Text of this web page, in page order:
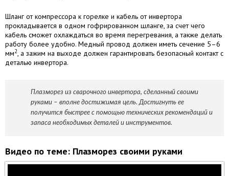
Шланг от компрессора к горелке и кабель от инвертора
прокладывается в одном гофрированном шланге, за счет чего
кабель сможет охлаждаться во время перегревания, а также делать
работу более удобно. Медный провод должен иметь сечение 5–6
мм2, а зажим на выходе должен гарантировать безопасный контакт с
деталью инвертора.
Плазморез из сварочного инвертора, сделанный своими
руками – вполне достижимая цель. Достигнуть ее
получится быстрее с помощью технических рекомендаций и
запаса необходимых деталей и инструментов.
Видео по теме: Плазморез своими руками